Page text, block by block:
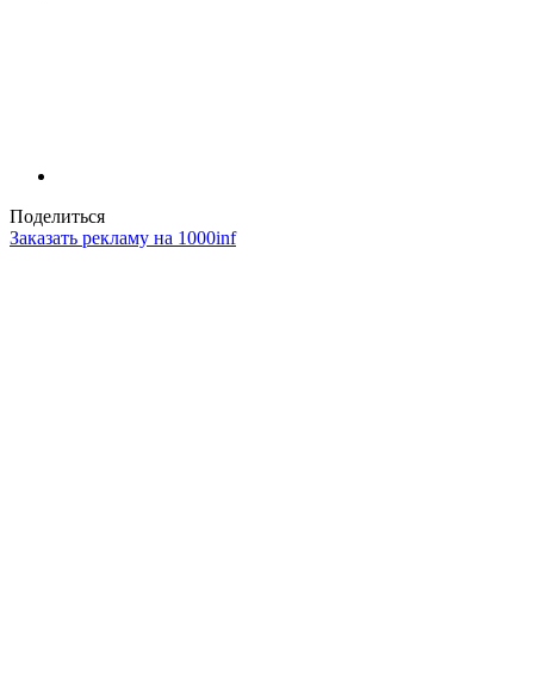
Поделиться
Заказать рекламу на 1000inf